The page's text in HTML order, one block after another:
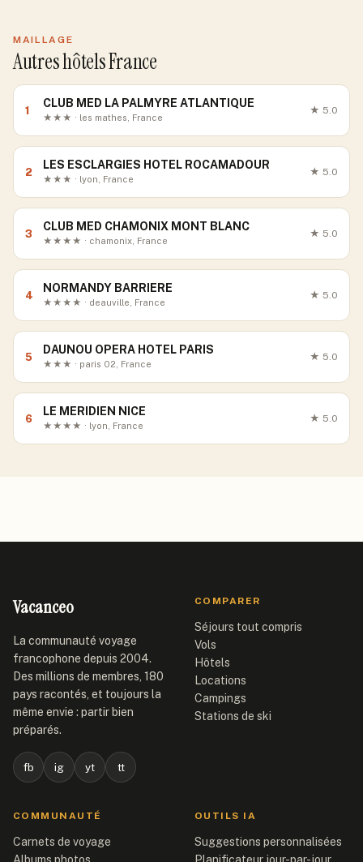
MAILLAGE
Autres hôtels France
1
CLUB MED LA PALMYRE ATLANTIQUE
★★★ · les mathes, France
★ 5.0
2
LES ESCLARGIES HOTEL ROCAMADOUR
★★★ · lyon, France
★ 5.0
3
CLUB MED CHAMONIX MONT BLANC
★★★★ · chamonix, France
★ 5.0
4
NORMANDY BARRIERE
★★★★ · deauville, France
★ 5.0
5
DAUNOU OPERA HOTEL PARIS
★★★ · paris 02, France
★ 5.0
6
LE MERIDIEN NICE
★★★★ · lyon, France
★ 5.0
Vacanceo
La communauté voyage
francophone depuis 2004.
Des millions de membres, 180
pays racontés, et toujours la
même envie : partir bien
préparés.
fb ig yt tt
COMPARER
Séjours tout compris
Vols
Hôtels
Locations
Campings
Stations de ski
COMMUNAUTÉ
Carnets de voyage
OUTILS IA
Suggestions personnalisées